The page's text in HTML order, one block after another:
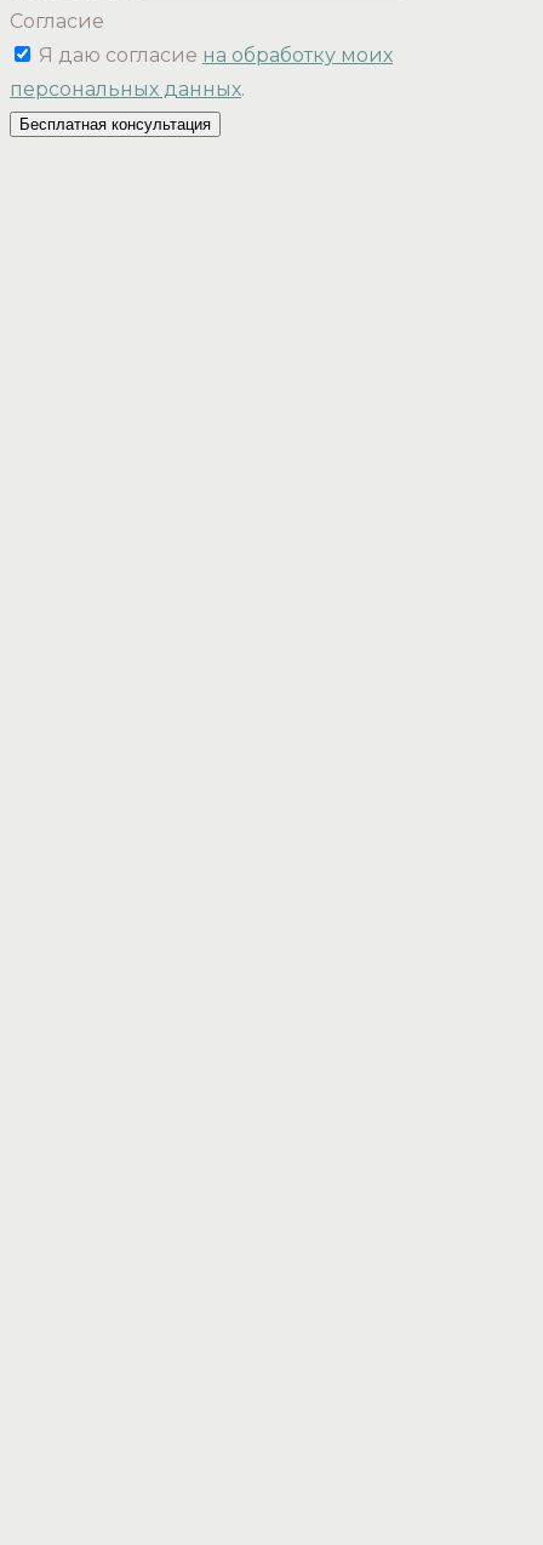
Согласие
Я даю согласие на обработку моих
персональных данных.
Бесплатная консультация